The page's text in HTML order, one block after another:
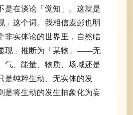
是在谈论「觉知」。这就是
」这个词。我相信麦彭也明
非实体论的世界里，自然临
现」推断为「某物」——无
气、能量、物质、场域还是
是纯粹生动、无实体的发
将生动的发生抽象化为妄